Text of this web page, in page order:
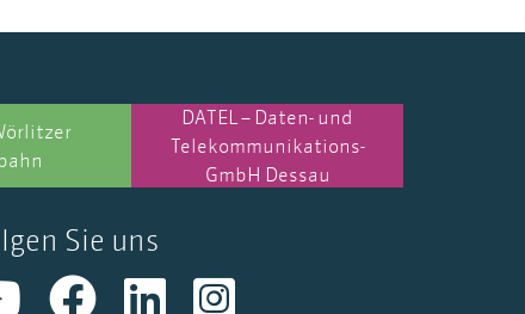
DATEL – Daten- und
Telekommunikations-
GmbH Dessau
Sie uns